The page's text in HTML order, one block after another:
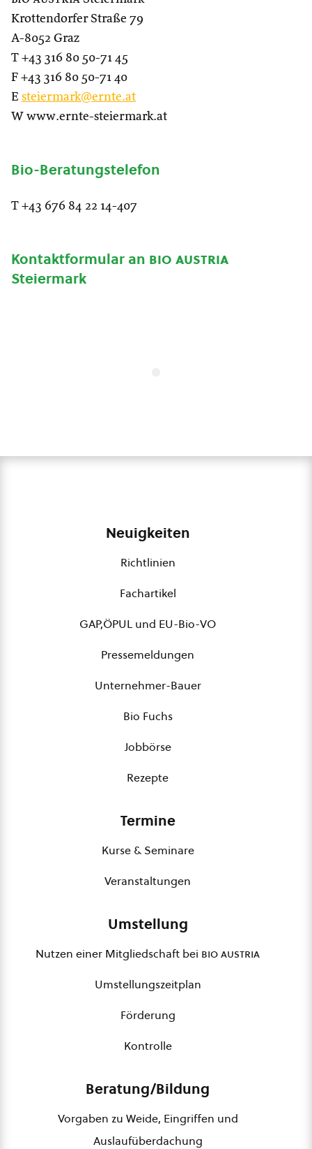
Krottendorfer Straße 79
A-8052 Graz
T +43 316 80 50-71 45
F +43 316 80 50-71 40
E steiermark@ernte.at
W www.ernte-steiermark.at
Bio-Beratungstelefon
T +43 676 84 22 14-407
Kontaktformular an bio austria
Steiermark
Neuigkeiten
Richtlinien
Fachartikel
GAP,ÖPUL und EU-Bio-VO
Pressemeldungen
Unternehmer-Bauer
Bio Fuchs
Jobbörse
Rezepte
Termine
Kurse & Seminare
Veranstaltungen
Umstellung
Nutzen einer Mitgliedschaft bei bio austria
Umstellungszeitplan
Förderung
Kontrolle
Beratung/Bildung
Vorgaben zu Weide, Eingriffen und
Auslaufüberdachung